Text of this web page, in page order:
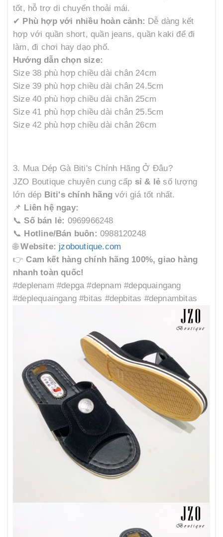
tốt, hỗ trợ di chuyển thoải mái.
✔ Phù hợp với nhiều hoàn cảnh: Dễ dàng kết
hợp với quần short, quần jeans, quần kaki để đi
làm, đi chơi hay dạo phố.
Hướng dẫn chọn size:
Size 38 phù hợp chiều dài chân 24cm
Size 39 phù hợp chiều dài chân 24.5cm
Size 40 phù hợp chiều dài chân 25cm
Size 41 phù hợp chiều dài chân 25.5cm
Size 42 phù hợp chiều dài chân 26cm
3. Mua Dép Gà Biti's Chính Hãng Ở Đâu?
JZO Boutique chuyên cung cấp sỉ & lẻ số lượng
lớn dép Biti's chính hãng với giá tốt nhất.
📌 Liên hệ ngay:
📞Số bán lẻ: 0969966248
📞 Hotline/Bán buôn: 0988120248
🌐Website: jzoboutique.com
👉Cam kết hàng chính hãng 100%, giao hàng
nhanh toàn quốc!
#deplenam #depga #depnam #depquaingang
#deplequaingang #bitas #depbitas #depnambitas